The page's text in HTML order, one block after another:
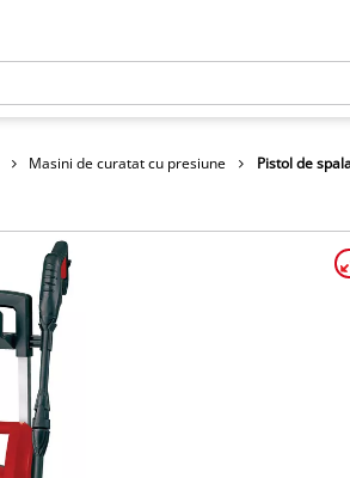
Masini de curatat cu presiune Pistol de